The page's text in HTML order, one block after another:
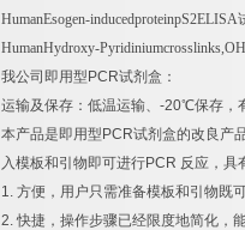
HumanEsogen-inducedproteinpS2ELISA
HumanHydroxy-
我公司即用型 PCR试剂盒：
运输及保存：低温运输、 -20℃保存，
本产品是即用型 PCR试剂盒的改良产
入模板和引物即可进行PCR 反应，具
1. 方便，用户只需准备模板和引物既
2.快捷，操作步骤已经限度地简化，